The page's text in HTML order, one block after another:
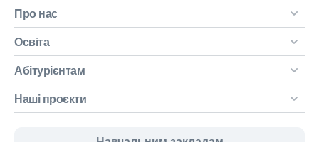
Про нас
Освіта
Абітурієнтам
Наші проєкти